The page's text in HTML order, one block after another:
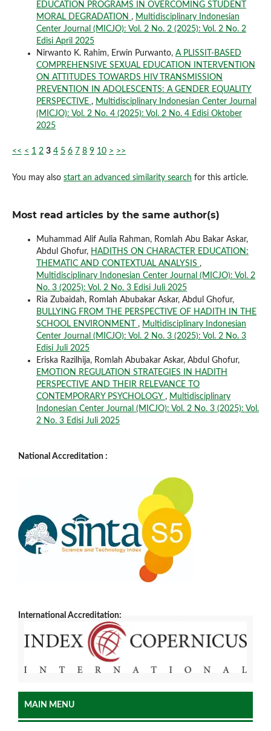
EDUCATION PROGRAMS IN OVERCOMING STUDENT
MORAL DEGRADATION , Multidisciplinary Indonesian
Center Journal (MICJO): Vol. 2 No. 2 (2025): Vol. 2 No. 2
Edisi April 2025
Nirwanto K. Rahim, Erwin Purwanto, A PLISSIT-BASED
COMPREHENSIVE SEXUAL EDUCATION INTERVENTION
ON ATTITUDES TOWARDS HIV TRANSMISSION
PREVENTION IN ADOLESCENTS: A GENDER EQUALITY
PERSPECTIVE , Multidisciplinary Indonesian Center Journal
(MICJO): Vol. 2 No. 4 (2025): Vol. 2 No. 4 Edisi Oktober
2025
<< < 1 2 3 4 5 6 7 8 9 10 > >>
You may also start an advanced similarity search for this article.
Most read articles by the same author(s)
Muhammad Alif Aulia Rahman, Romlah Abu Bakar Askar,
Abdul Ghofur, HADITHS ON CHARACTER EDUCATION:
THEMATIC AND CONTEXTUAL ANALYSIS ,
Multidisciplinary Indonesian Center Journal (MICJO): Vol. 2
No. 3 (2025): Vol. 2 No. 3 Edisi Juli 2025
Ria Zubaidah, Romlah Abubakar Askar, Abdul Ghofur,
BULLYING FROM THE PERSPECTIVE OF HADITH IN THE
SCHOOL ENVIRONMENT , Multidisciplinary Indonesian
Center Journal (MICJO): Vol. 2 No. 3 (2025): Vol. 2 No. 3
Edisi Juli 2025
Eriska Razilhija, Romlah Abubakar Askar, Abdul Ghofur,
EMOTION REGULATION STRATEGIES IN HADITH
PERSPECTIVE AND THEIR RELEVANCE TO
CONTEMPORARY PSYCHOLOGY , Multidisciplinary
Indonesian Center Journal (MICJO): Vol. 2 No. 3 (2025): Vol.
2 No. 3 Edisi Juli 2025
National Accreditation :
International Accreditation:
MAIN MENU